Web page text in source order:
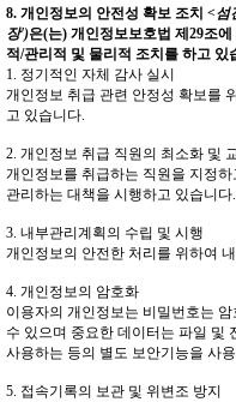
8. 개인정보의 안전성 확보 조치 <섬
장')은(는) 개인정보보호법 제29조
적/관리적 및 물리적 조치를 하고 있
1. 정기적인 자체 감사 실시
개인정보 취급 관련 안정성 확보를
고 있습니다.
2. 개인정보 취급 직원의 최소화 및
개인정보를 취급하는 직원을 지정
관리하는 대책을 시행하고 있습니다.
3. 내부관리계획의 수립 및 시행
개인정보의 안전한 처리를 위하여
4. 개인정보의 암호화
이용자의 개인정보는 비밀번호는
수 있으며 중요한 데이터는 파일 및
사용하는 등의 별도 보안기능을 사
5. 접속기록의 보관 및 위변조 방지